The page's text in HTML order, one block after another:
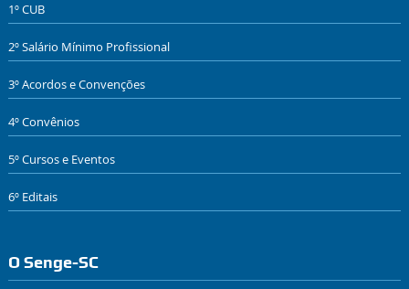
1º CUB
2º Salário Mínimo Profissional
3º Acordos e Convenções
4º Convênios
5º Cursos e Eventos
6º Editais
O Senge-SC